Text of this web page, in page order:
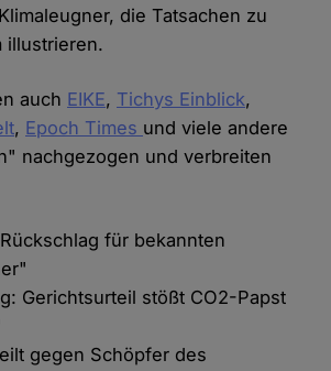
die Tatsachen zu
illustrieren.
auch EIKE, Tichys Einblick,
, Epoch Times und viele andere
nachgezogen und verbreiten
für bekannten
Gerichtsurteil stößt CO2-Papst
gegen Schöpfer des